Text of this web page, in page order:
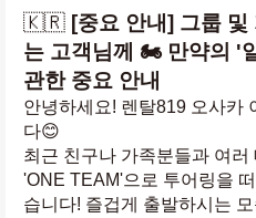
🇰🇷 [중요 안내] 그룹 및
는 고객님께 🏍️ 만약의 '
관한 중요 안내
안녕하세요! 렌탈819 오사카
다😊
최근 친구나 가족분들과 여러
'ONE TEAM'으로 투어링을
습니다! 즐겁게 출발하시는